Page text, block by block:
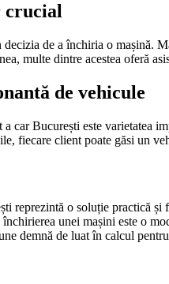
crucial
de a închiria o mașină.
multe dintre acestea oferă
de vehicule
car București este varietatea
fiecare client poate găsi un
reprezintă o soluție practică
unei mașini este o
demnă de luat în calcul